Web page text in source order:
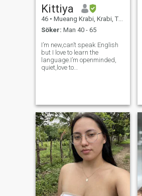
Kittiya
46 • Mueang Krabi, Krabi, Thailand
Söker: Man 40 - 65
I’m new,can’t speak English
but I love to learn the
language.I’m openminded,
quiet,love to
others.I’m a fair person.I
have a positive attitude,and I
hav